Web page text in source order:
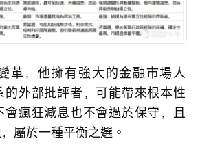
革，他擁有強大的金融市場人
外部批評者，可能帶來根本性
會瘋狂減息也不會過於保守，且
屬於一種平衡之選。